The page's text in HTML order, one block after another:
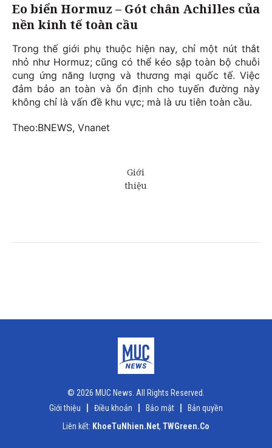
Eo biển Hormuz – Gót chân Achilles của
nền kinh tế toàn cầu
Trong thế giới phụ thuộc hiện nay, chỉ một nút thắt
nhỏ như Hormuz; cũng có thể kéo sập toàn bộ chuỗi
cung ứng năng lượng và thương mại quốc tế. Việc
đảm bảo an toàn và ổn định cho tuyến đường này
không chỉ là vấn đề khu vực; mà là ưu tiên toàn cầu.
Theo:BNEWS, Vnanet
© 2026 MUC News. All Rights Reserved.
Giới thiệu
Điều khoản Bảo mật
Bản quyền
Liên kết: KhoeTuNhien.Net, TWGreen.Co